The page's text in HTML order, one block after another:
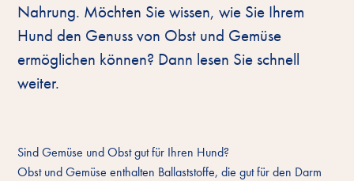
Nahrung. Möchten Sie wissen, wie Sie Ihrem
Hund den Genuss von Obst und Gemüse
ermöglichen können? Dann lesen Sie schnell
weiter.
Sind Gemüse und Obst gut für Ihren Hund?
Obst und Gemüse enthalten Ballaststoffe, die gut für den Darm